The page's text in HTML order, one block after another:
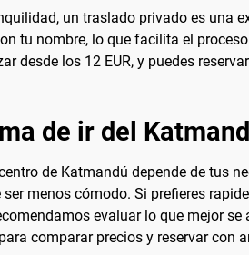
un traslado privado es una
tu nombre, lo que facilita el
desde los 12 EUR, y puedes
de ir del
de Katmandú depende de tus
menos cómodo. Si prefieres
evaluar lo que mejor
comparar precios y reservar con